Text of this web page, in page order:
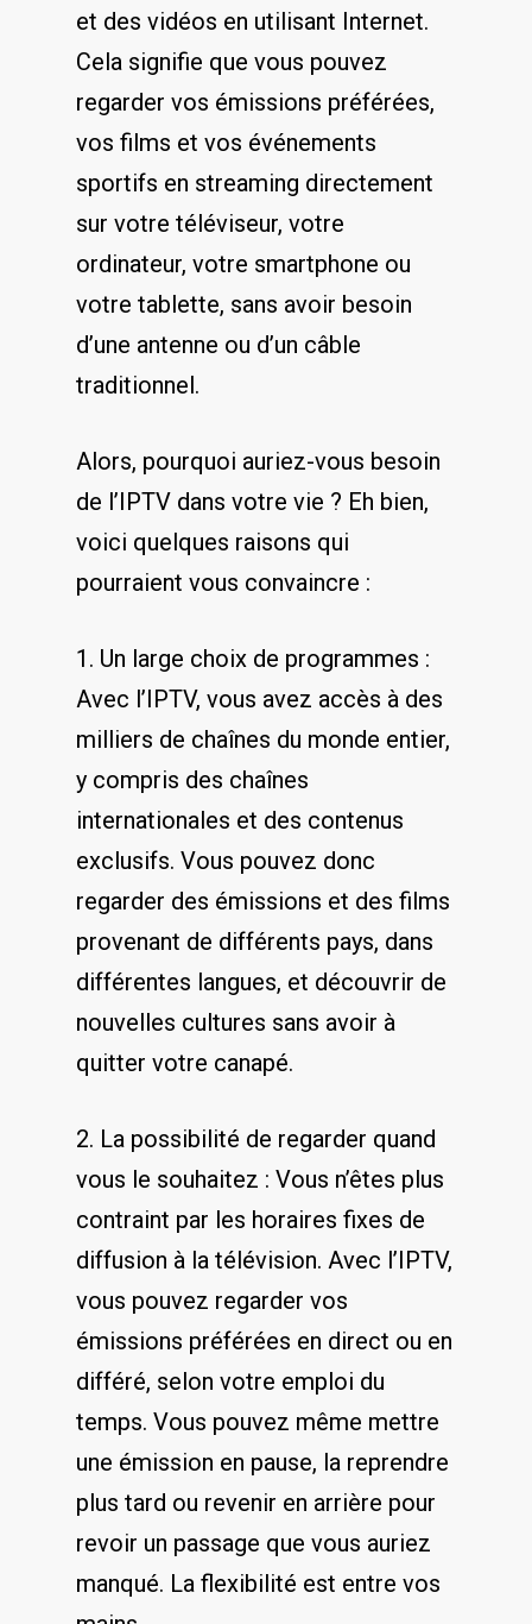
et ⁢des‌ vidéos en⁤ utilisant Internet.
‌Cela signifie que vous pouvez
regarder⁣ vos ‌émissions préférées,
vos films et vos événements
sportifs en streaming‌ directement
sur votre​ téléviseur, votre
⁤ordinateur, ⁤votre smartphone​ ou
votre⁤ tablette, sans avoir besoin
d’une antenne ⁤ou d’un ‌câble
traditionnel.
Alors, pourquoi auriez-vous⁢ besoin
de‌ l’IPTV⁤ dans ⁤votre vie ? Eh bien,
voici quelques raisons qui
pourraient vous convaincre ⁣:
1. Un large choix de programmes : ​
Avec ‌l’IPTV, vous avez accès à⁣ des
milliers⁣ de chaînes du monde entier,⁤
y ⁢compris des​ chaînes​
internationales et⁣ des contenus
exclusifs. Vous pouvez‍ donc
regarder des émissions et des films
⁣provenant ‍de‌ différents pays, dans ​
différentes langues,‌ et⁣ découvrir de
nouvelles ⁣cultures sans avoir à
quitter votre canapé.
2. La‌ possibilité ‌de ⁤regarder quand
vous le souhaitez : Vous n’êtes plus​
contraint par les horaires fixes de
diffusion à la⁢ télévision. Avec l’IPTV,
vous pouvez regarder vos
émissions préférées ⁣en direct ou en
différé, selon votre emploi du
temps. Vous​ pouvez même⁢ mettre
⁤une émission en pause, la reprendre
plus⁢ tard ou revenir ⁤en arrière pour
revoir un passage que vous auriez
manqué. ​La flexibilité‌ est entre vos